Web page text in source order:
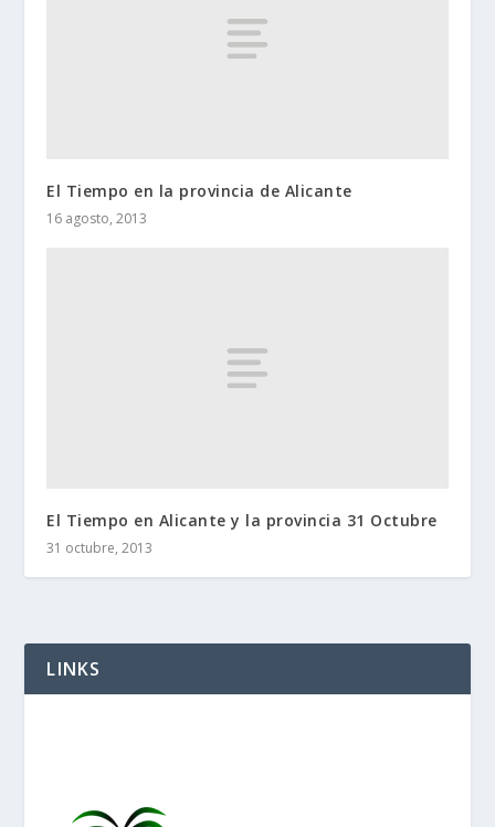
El Tiempo en la provincia de Alicante
16 agosto, 2013
El Tiempo en Alicante y la provincia 31 Octubre
31 octubre, 2013
LINKS